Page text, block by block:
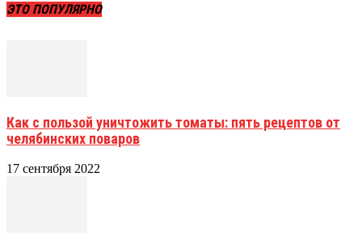
ЭТО ПОПУЛЯРНО
Как с пользой уничтожить томаты: пять рецептов от
челябинских поваров
17 сентября 2022